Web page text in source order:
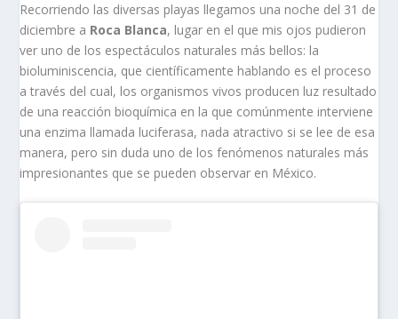
Recorriendo las diversas playas llegamos una noche del 31 de
diciembre a Roca Blanca, lugar en el que mis ojos pudieron
ver uno de los espectáculos naturales más bellos: la
bioluminiscencia, que científicamente hablando es el proceso
a través del cual, los organismos vivos producen luz resultado
de una reacción bioquímica en la que comúnmente interviene
una enzima llamada luciferasa, nada atractivo si se lee de esa
manera, pero sin duda uno de los fenómenos naturales más
impresionantes que se pueden observar en México.